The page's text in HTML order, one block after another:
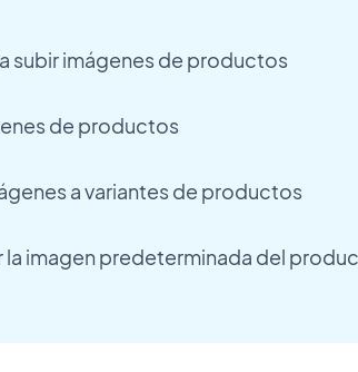
subir imágenes de productos
de productos
a variantes de productos
la imagen predeterminada del